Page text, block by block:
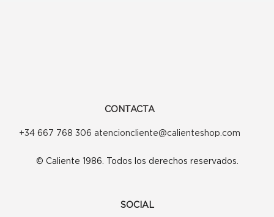
CONTACTA
+34 667 768 306 atencioncliente@calienteshop.com
© Caliente 1986. Todos los derechos reservados.
SOCIAL